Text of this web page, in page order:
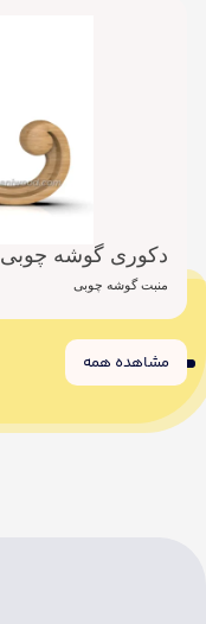
دکوری گوشه چوبی 5623
منبت گوشه چوبی
1
2
3
4 مشاهده همه